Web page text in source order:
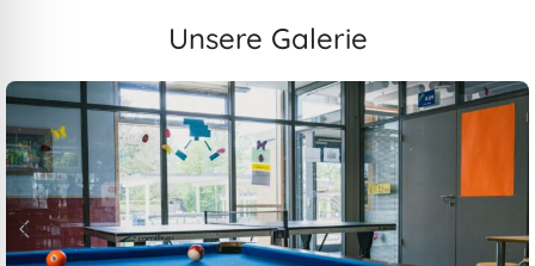
Unsere Galerie